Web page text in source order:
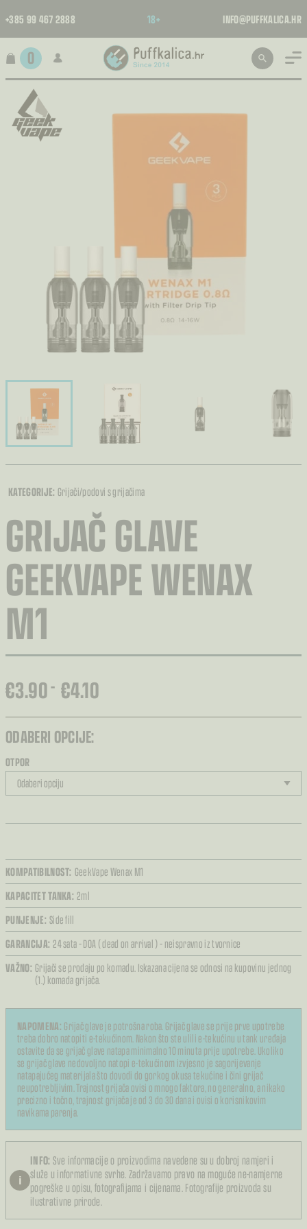
+385 99 467 2888 18+ INFO@PUFFKALICA.HR
0
KATEGORIJE: Grijači/podovi s grijačima
GRIJAČ GLAVE
GEEKVAPE WENAX
M1
€3.90– €4.10
RASPON
CIJENA:
OD
€3.90
DO
€4.10
ODABERI OPCIJE:
OTPOR
KOMPATIBILNOST: GeekVape Wenax M1
KAPACITET TANKA: 2ml
PUNJENJE: Side fill
GARANCIJA: 24 sata – DOA ( dead on arrival ) – neispravno iz tvornice
VAŽNO: Grijači se prodaju po komadu. Iskazana cijena se odnosi na kupovinu jednog
(1.) komada grijača.
NAPOMENA: Grijač glave je potrošna roba. Grijač glave se prije prve upotrebe
treba dobro natopiti e-tekućinom. Nakon što ste ulili e-tekućinu u tank uređaja
ostavite da se grijač glave natapa minimalno 10 minuta prije upotrebe. Ukoliko
se grijač glave nedovoljno natopi e-tekućinom izvjesno je sagorijevanje
natapajućeg materijala što dovodi do gorkog okusa tekućine i čini grijač
neupotrebljivim. Trajnost grijača ovisi o mnogo faktora, no generalno, a nikako
precizno i točno, trajnost grijača je od 3 do 30 dana i ovisi o korisnikovim
navikama parenja.
i
INFO: Sve informacije o proizvodima navedene su u dobroj namjeri i
služe u informativne svrhe. Zadržavamo pravo na moguće ne-namjerne
pogreške u opisu, fotografijama i cijenama. Fotografije proizvoda su
ilustrativne prirode.